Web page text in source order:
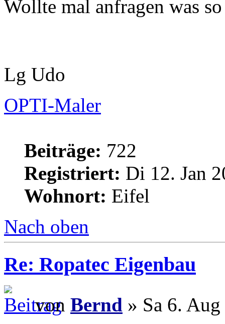
Wollte mal anfragen was
Lg Udo
OPTI-Maler
Beiträge: 722
Registriert: Di 12. Jan
Wohnort: Eifel
Nach oben
Re: Ropatec Eigenbau
von Bernd » Sa 6.